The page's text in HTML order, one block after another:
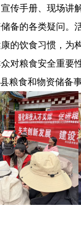
手册、现场讲
备的各类疑问
的饮食习惯，为
粮食安全重要
粮食和物资储备